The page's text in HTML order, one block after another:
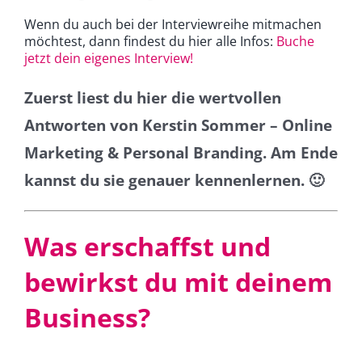
Wenn du auch bei der Interviewreihe mitmachen
möchtest, dann findest du hier alle Infos: Buche
jetzt dein eigenes Interview!
Zuerst liest du hier die wertvollen
Antworten von Kerstin Sommer – Online
Marketing & Personal Branding. Am Ende
kannst du sie genauer kennenlernen. 🙂
Was erschaffst und
bewirkst du mit deinem
Business?